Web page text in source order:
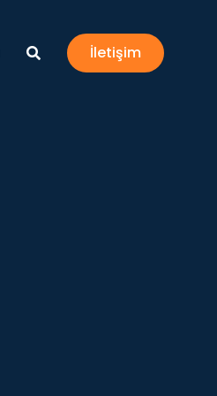
İletişim